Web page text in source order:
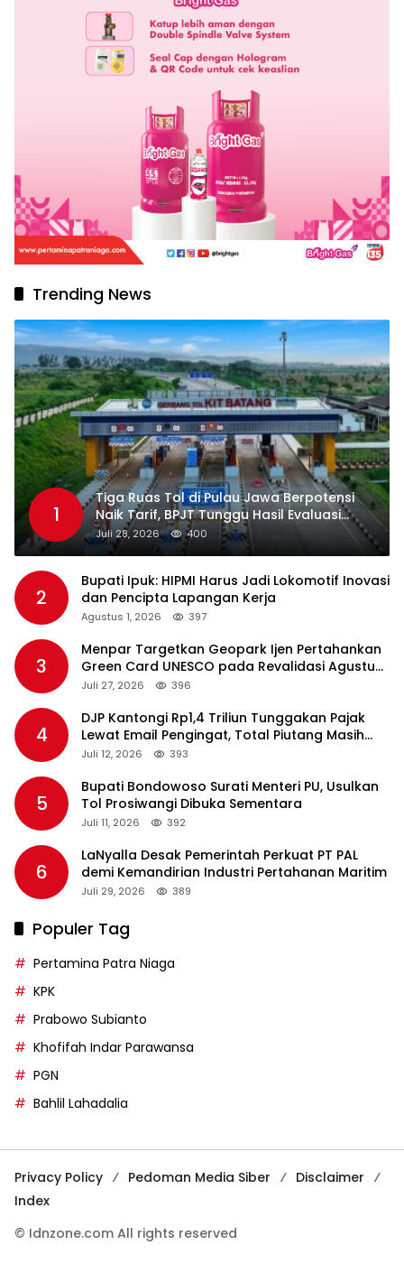
Trending News
1
Tiga Ruas Tol di Pulau Jawa Berpotensi
Naik Tarif, BPJT Tunggu Hasil Evaluasi
Standar Pelayanan
Juli 28, 2026 400
2
Bupati Ipuk: HIPMI Harus Jadi Lokomotif Inovasi
dan Pencipta Lapangan Kerja
Agustus 1, 2026 397
3
Menpar Targetkan Geopark Ijen Pertahankan
Green Card UNESCO pada Revalidasi Agustus
2026
Juli 27, 2026 396
4
DJP Kantongi Rp1,4 Triliun Tunggakan Pajak
Lewat Email Pengingat, Total Piutang Masih
Rp36 Triliun
Juli 12, 2026 393
5
Bupati Bondowoso Surati Menteri PU, Usulkan
Tol Prosiwangi Dibuka Sementara
Juli 11, 2026 392
6
LaNyalla Desak Pemerintah Perkuat PT PAL
demi Kemandirian Industri Pertahanan Maritim
Juli 29, 2026 389
Populer Tag
Pertamina Patra Niaga
KPK
Prabowo Subianto
Khofifah Indar Parawansa
PGN
Bahlil Lahadalia
Privacy Policy Pedoman Media Siber
Disclaimer
Index
© Idnzone.com All rights reserved